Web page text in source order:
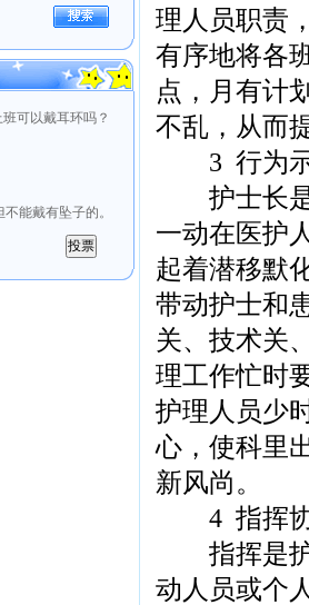
可以戴耳环吗？
能戴有坠子的。
理人员职责
有序地将各
点，月有计
不乱，从而
3 行为示
护士长是
一动在医护
起着潜移默
带动护士和
关、技术关
理工作忙时
护理人员少
心，使科里
新风尚。
4 指挥协
指挥是护
动人员或个